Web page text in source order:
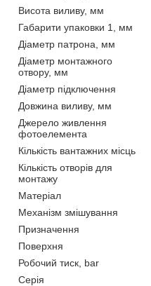
Висота виливу, мм
Габарити упаковки 1, мм
Діаметр патрона, мм
Діаметр монтажного
отвору, мм
Діаметр підключення
Довжина виливу, мм
Джерело живлення
фотоелемента
Кількість вантажних місць
Кількість отворів для
монтажу
Матеріал
Механізм змішування
Призначення
Поверхня
Робочий тиск, bar
Серія